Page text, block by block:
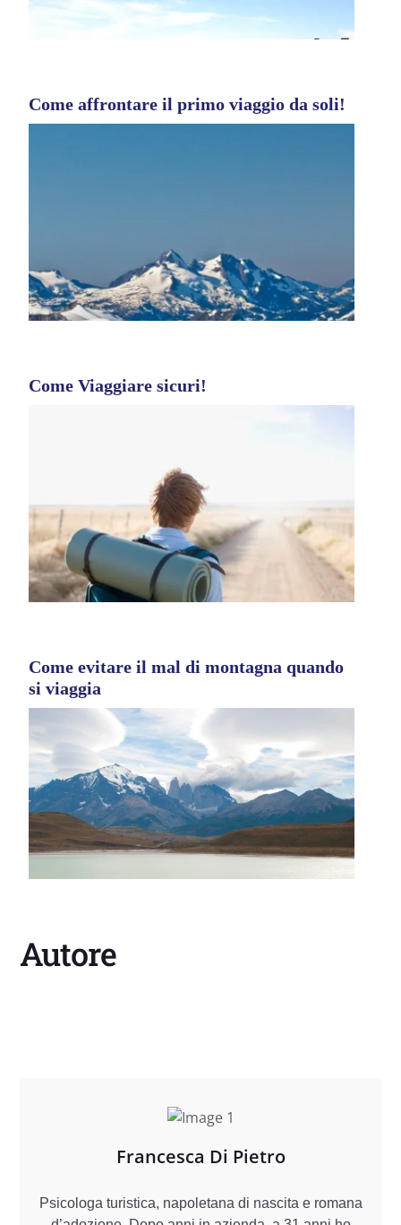
Come affrontare il primo viaggio da soli!
Come Viaggiare sicuri!
Come evitare il mal di montagna quando
si viaggia
Autore
Francesca Di Pietro
Psicologa turistica, napoletana di nascita e romana